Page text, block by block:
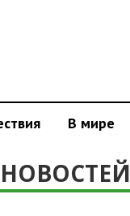
В мире